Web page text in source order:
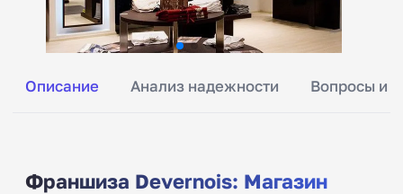
Описание Анализ надежности Вопросы и
Франшиза Devernois: Магазин